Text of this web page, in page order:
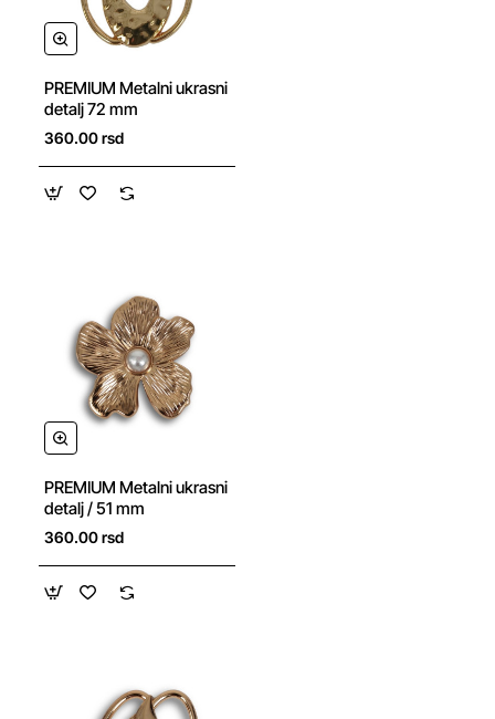
NOVO
PREMIUM Metalni ukrasni
detalj 72 mm
360.00 rsd
NOVO
PREMIUM Metalni ukrasni
detalj / 51 mm
360.00 rsd